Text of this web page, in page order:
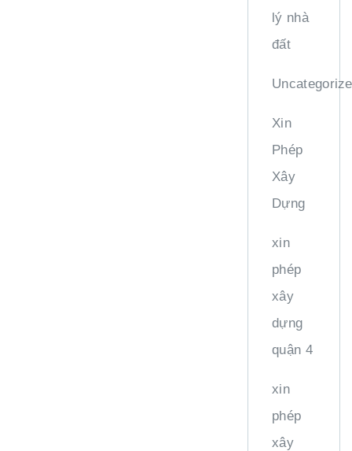
lý nhà
đất
Xin
Phép
Xây
Dựng
xin
phép
xây
dựng
quận 4
xin
phép
xây